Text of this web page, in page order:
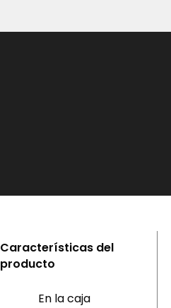
Características del
producto
En la caja